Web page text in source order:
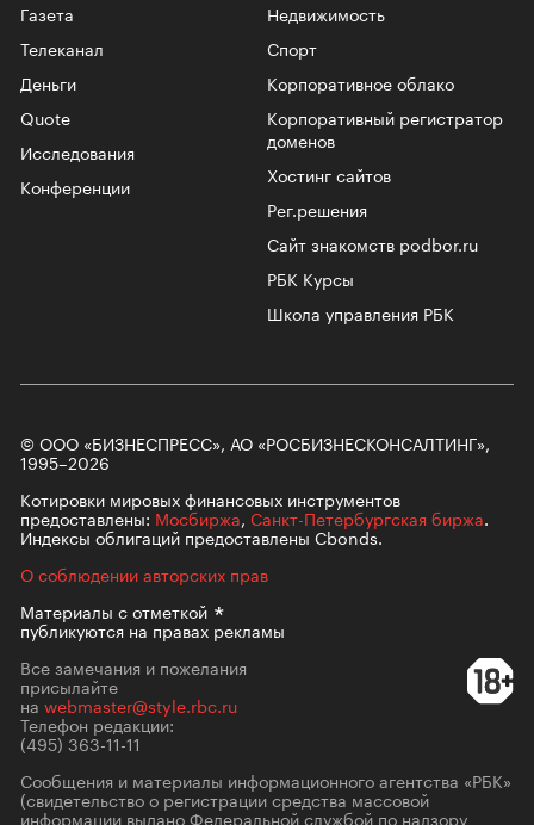
Газета
Телеканал
Недвижимость
Спорт
Корпоративное облако
Корпоративный регистратор
доменов
Хостинг сайтов
Рег.решения
Сайт знакомств podbor.ru
РБК Курсы
Школа управления РБК
Деньги
Quote
Исследования
Конференции
© ООО «БИЗНЕСПРЕСС», АО «РОСБИЗНЕСКОНСАЛТИНГ»,
1995–2026
Котировки мировых финансовых инструментов
предоставлены: Мосбиржа, Санкт-Петербургская биржа.
Индексы облигаций предоставлены Cbonds.
О соблюдении авторских прав
Материалы сотметкой
публикуются на правах рекламы
Все замечания и пожелания
присылайте
на webmaster@style.rbc.ru
Телефон редакции:
(495) 363-11-11
Сообщения и материалы информационного агентства «РБК»
(свидетельство о регистрации средства массовой
информации выдано Федеральной службой по надзору